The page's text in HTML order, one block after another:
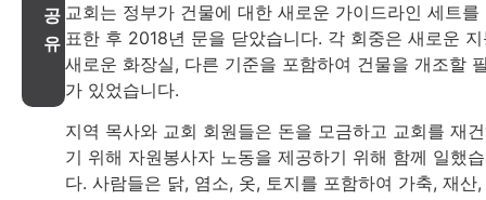
공
유
교회는 정부가 건물에 대한 새로운 가이드라인 세트를
표한 후 2018년 문을 닫았습니다. 각 회중은 새로운 지
새로운 화장실, 다른 기준을 포함하여 건물을 개조할
가 있었습니다.
지역 목사와 교회 회원들은 돈을 모금하고 교회를 재
기 위해 자원봉사자 노동을 제공하기 위해 함께 일했
다. 사람들은 닭, 염소, 옷, 토지를 포함하여 가축, 재산,